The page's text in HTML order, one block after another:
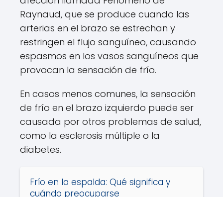
Raynaud, que se produce cuando las
arterias en el brazo se estrechan y
restringen el flujo sanguíneo, causando
espasmos en los vasos sanguíneos que
provocan la sensación de frío.
En casos menos comunes, la sensación
de frío en el brazo izquierdo puede ser
causada por otros problemas de salud,
como la esclerosis múltiple o la
diabetes.
Frío en la espalda: Qué significa y
cuándo preocuparse